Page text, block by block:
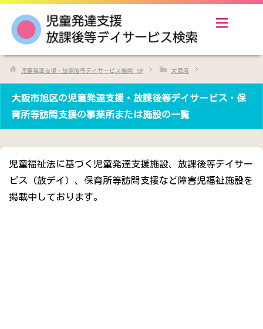
児童発達支援・放課後等デイサービス検索 TOP 大阪府
大阪市旭区の児童発達支援・放課後等デイサービス・保
育所等訪問支援の事業所または施設の一覧
児童福祉法に基づく児童発達支援施設、放課後等デイサー
ビス（放デイ）、保育所等訪問支援など障害児福祉施設を
掲載中しております。